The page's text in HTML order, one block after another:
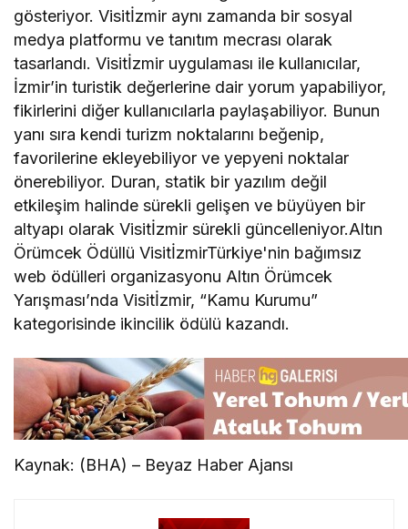
gösteriyor. Visitİzmir aynı zamanda bir sosyal
medya platformu ve tanıtım mecrası olarak
tasarlandı. Visitİzmir uygulaması ile kullanıcılar,
İzmir’in turistik değerlerine dair yorum yapabiliyor,
fikirlerini diğer kullanıcılarla paylaşabiliyor. Bunun
yanı sıra kendi turizm noktalarını beğenip,
favorilerine ekleyebiliyor ve yepyeni noktalar
önerebiliyor. Duran, statik bir yazılım değil
etkileşim halinde sürekli gelişen ve büyüyen bir
altyapı olarak Visitİzmir sürekli güncelleniyor.Altın
Örümcek Ödüllü VisitİzmirTürkiye'nin bağımsız
web ödülleri organizasyonu Altın Örümcek
Yarışması’nda Visitİzmir, “Kamu Kurumu”
kategorisinde ikincilik ödülü kazandı.
Kaynak: (BHA) – Beyaz Haber Ajansı